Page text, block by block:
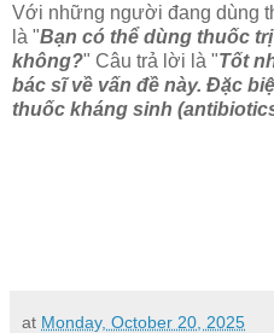
Với những người đang dùng
là "Bạn có thể dùng thuốc
không?" Câu trả lời là "Tốt
bác sĩ về vấn đề này. Đặc
thuốc kháng sinh
at Monday, October 20, 2025